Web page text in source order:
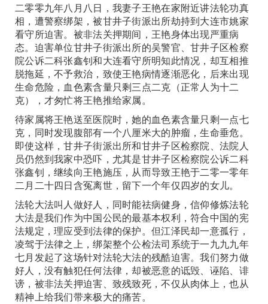
二零零九年八月八日，我妻子王艳在家附近讲法轮功真
相，遭警察绑架，被甘井子街派出所劫持到大连市姚家
看守所迫害。被非法关押期间，王艳身体出现严重病
态。迫害单位甘井子街派出所的吴警官、甘井子区检察
院公诉二科张鑫钊和大连看守所明知此情况，却互相推
脱拖延，不予救治，致使王艳病情逐渐恶化，后来出现
生命危险，血色素含量只剩三点二克（正常人为十二
克），才匆忙将王艳推给家属。
待家属将王艳送至医院时，她的血色素含量只剩一点七
克，同时发现腹部有一个八厘米大的肿瘤，生命垂危。
即使这样，甘井子街派出所和甘井子区检察院、法院人
员仍然到我家中恐吓，尤其是甘井子区检察院公诉二科
张鑫钊，继续向王艳施压，从而导致王艳于二零一零年
二月二十四日含冤离世，留下一个年仅四岁的女儿。
法轮大法叫人做好人，同时能祛病健身，信仰修炼法轮
大法是我们作为中国公民的最基本权利，符合中国的宪
法规定，理应受到法律的保护。但江泽民却一意孤行，
凌驾于法律之上，绑架整个公检法司系统于一九九九年
七月发起了这场针对法轮大法的残酷迫害。我们努力做
好人，没有触犯任何法律，却被恶意的诋毁、诬陷、诽
谤，被非法关押迫害、致残致死，不仅从肉体上，也从
精神上给我们带来极大的痛苦。